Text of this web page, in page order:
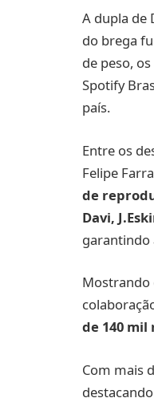
A dupla de
do brega
de peso,
Spotify
país.
Entre os
Felipe
de
Davi,
garantindo
Mostrando
de 140
Com mais